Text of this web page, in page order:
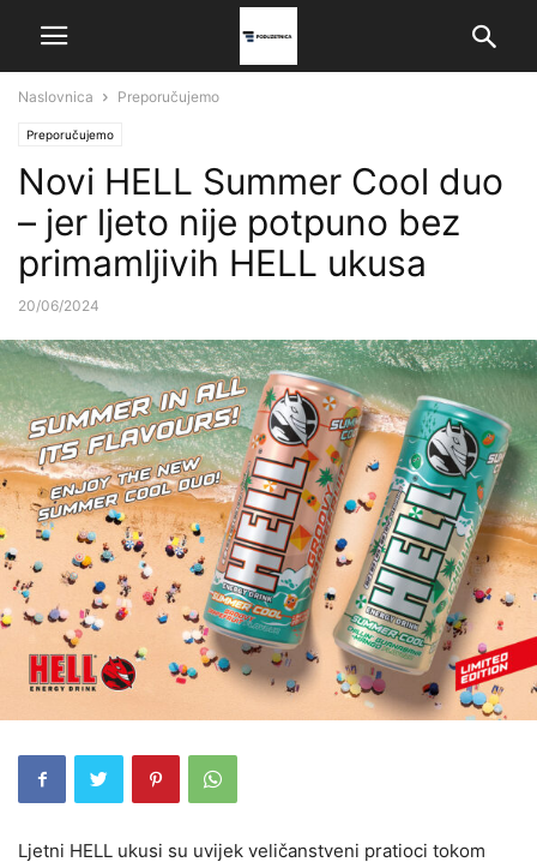
Naslovnica Preporučujemo
Preporučujemo
Novi HELL Summer Cool duo
– jer ljeto nije potpuno bez
primamljivih HELL ukusa
20/06/2024
Ljetni HELL ukusi su uvijek veličanstveni pratioci tokom